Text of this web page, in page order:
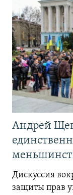
Андрей
Дискуссия
защиты прав